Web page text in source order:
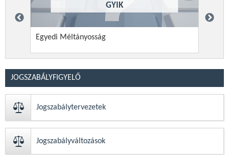
GYIK
Egyedi Méltányosság
JOGSZABÁLYFIGYELŐ
Jogszabálytervezetek
Jogszabályváltozások